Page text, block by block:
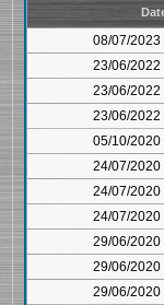
08/07/2023
23/06/2022
23/06/2022
23/06/2022
05/10/2020
24/07/2020
24/07/2020
24/07/2020
29/06/2020
29/06/2020
29/06/2020